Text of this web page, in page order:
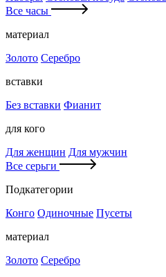
Все часы
материал
Золото Серебро
вставки
Без вставки Фианит
для кого
Для женщин Для мужчин
Все серьги
Подкатегории
Конго Одиночные Пусеты
материал
Золото Серебро